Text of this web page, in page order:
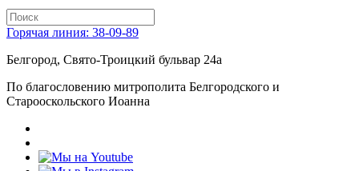
Горячая линия: 38-09-89
Белгород, Свято-Троицкий бульвар 24а
По благословению митрополита Белгородского и
Старооскольского Иоанна